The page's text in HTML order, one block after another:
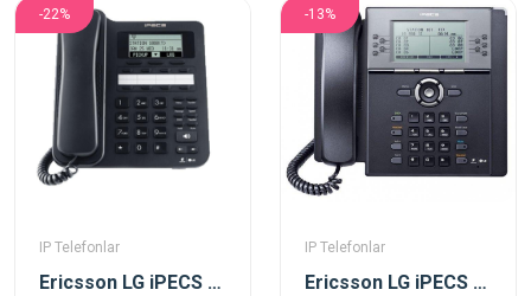
-22%
IP Telefonlar
Ericsson LG iPECS LIP-9008 IP Telefon
-13%
IP Telefonlar
Ericsson LG iPECS LIP-8040E IP Telefon